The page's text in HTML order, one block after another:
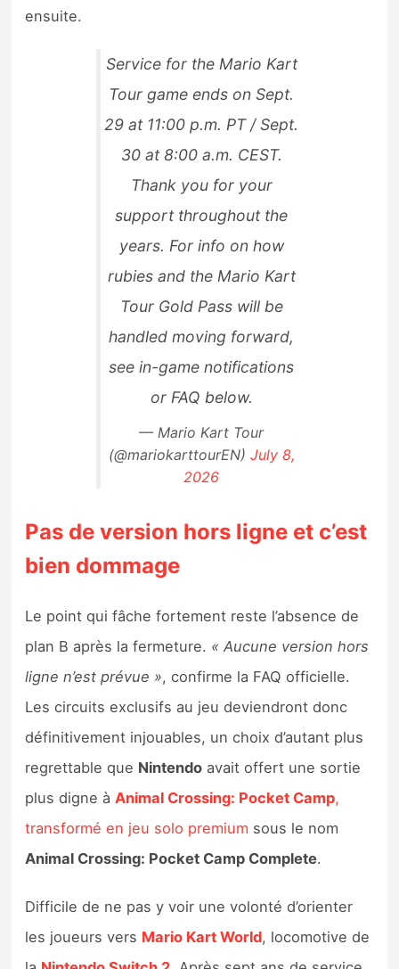
ensuite.
Service for the Mario Kart
Tour game ends on Sept.
29 at 11:00 p.m. PT / Sept.
30 at 8:00 a.m. CEST.
Thank you for your
support throughout the
years. For info on how
rubies and the Mario Kart
Tour Gold Pass will be
handled moving forward,
see in-game notifications
or FAQ below.
— Mario Kart Tour
(@mariokarttourEN) July 8,
2026
Pas de version hors ligne et c’est
bien dommage
Le point qui fâche fortement reste l’absence de
plan B après la fermeture. « Aucune version hors
ligne n’est prévue », confirme la FAQ officielle.
Les circuits exclusifs au jeu deviendront donc
définitivement injouables, un choix d’autant plus
regrettable que Nintendo avait offert une sortie
plus digne àAnimal Crossing: Pocket Camp,
transformé en jeu solo premium sous le nom
Animal Crossing: Pocket Camp Complete.
Difficile de ne pas y voir une volonté d’orienter
les joueurs vers Mario Kart World, locomotive de